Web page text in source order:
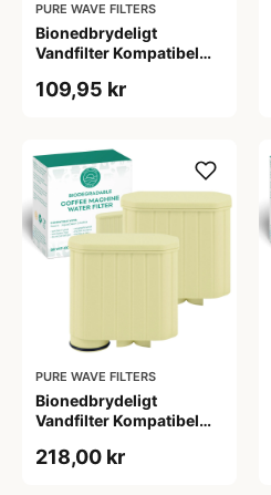
PURE WAVE FILTERS
Bionedbrydeligt
Vandfilter Kompatibel
AquaClean - Pure Wave
109,95 kr
PURE WAVE FILTERS
Bionedbrydeligt
Vandfilter Kompatibel
AquaClean - Pure Wave
218,00 kr